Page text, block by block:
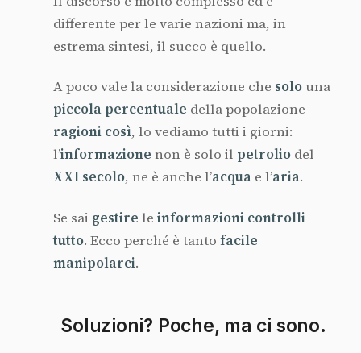
differente per le varie nazioni ma, in
estrema sintesi, il succo è quello.
A poco vale la considerazione che solouna
piccola percentuale della popolazione
ragioni così, lo vediamo tutti i giorni:
l’informazione non è solo il petrolio del
XXI secolo, ne è anche l’acqua e l’aria.
Se sai gestire le informazioni controlli
tutto. Ecco perché è tanto facile
manipolarci.
Soluzioni? Poche, ma ci sono.